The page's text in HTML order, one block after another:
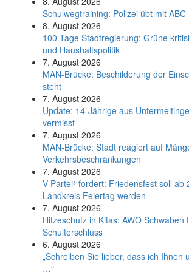
Schul­weg­trai­ning: Poli­zei übt mit
8. August 2026
100 Tage Stadtregierung: Grüne
und Haushaltspolitik
7. August 2026
MAN-Brücke: Beschilderung der
steht
7. August 2026
Update: 14-Jährige aus
vermisst
7. August 2026
MAN-Brücke: Stadt reagiert auf
Verkehrsbeschränkungen
7. August 2026
V-Partei­³ fordert: Friedens­fest soll ab
Land­kreis Feier­tag werden
7. August 2026
Hitzeschutz in Kitas: AWO Schwaben
Schulterschluss
6. August 2026
„Schreiben Sie lieber, dass ich Ihnen
…“